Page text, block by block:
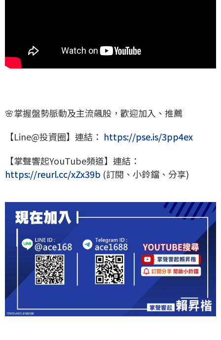
🌸掌握盤勢脈動及主流飆股，歡迎加入、推薦
【Line@投資圈】連結： https://pse.is/3pp4ex
【掌聲響起YouTube頻道】連結：
https://reurl.cc/xZx39b (訂閱、小鈴鐺、分享)